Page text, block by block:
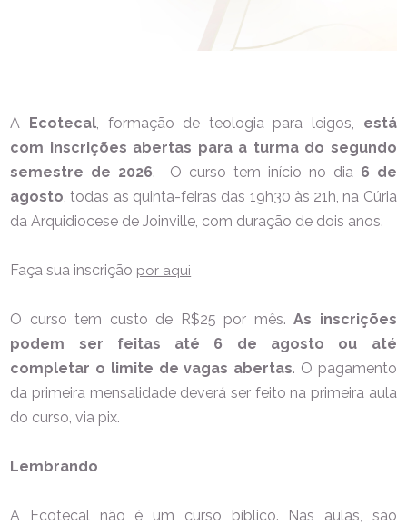
A Ecotecal, formação de teologia para leigos, está
com inscrições abertas para a turma do segundo
semestre de 2026. O curso tem início no dia 6 de
agosto , todas as quinta-feiras das 19h30 às 21h, na Cúria
da Arquidiocese de Joinville, com duração de dois anos.
Faça sua inscrição por aqui
O curso tem custo de R$25 por mês.As inscrições
podem ser feitas até 6 de agosto ou até
completar o limite de vagas abertas. O pagamento
da primeira mensalidade deverá ser feito na primeira aula
do curso, via pix.
Lembrando
A Ecotecal não é um curso bíblico. Nas aulas, são